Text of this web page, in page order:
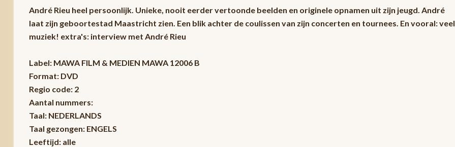
André Rieu heel persoonlijk. Unieke, nooit eerder vertoonde beelden en originele opnamen uit zijn jeugd. André
laat zijn geboortestad Maastricht zien. Een blik achter de coulissen van zijn concerten en tournees. En vooral: veel
muziek! extra's: interview met André Rieu
Label: MAWA FILM & MEDIEN MAWA 12006 B
Format: DVD
Regio code: 2
Aantal nummers:
Taal: NEDERLANDS
Taal gezongen: ENGELS
Leeftijd: alle